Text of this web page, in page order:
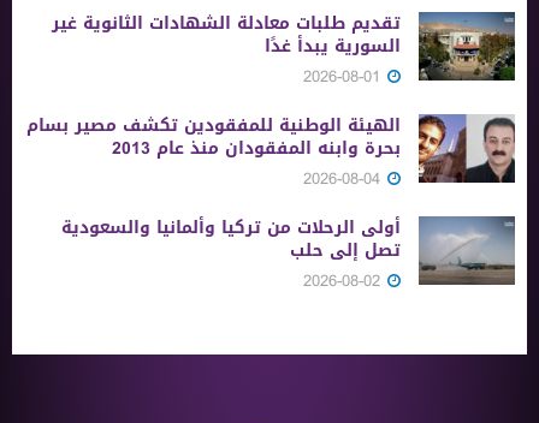
تقديم طلبات معادلة الشهادات الثانوية ‏غير
السورية يبدأ غدًا
الهيئة الوطنية للمفقودين تكشف مصير بسام
بحرة وابنه المفقودان منذ عام 2013
أولى الرحلات من ‏تركيا وألمانيا والسعودية
تصل إلى حلب